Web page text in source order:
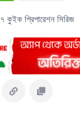
কুইক প্রিপারেশন সিরিজ